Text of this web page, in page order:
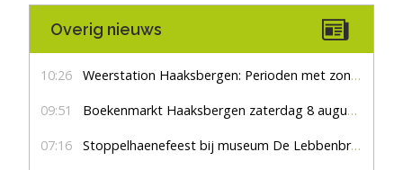
Overig nieuws
10:26 Weerstation Haaksbergen: Perioden met zon en droog
09:51 Boekenmarkt Haaksbergen zaterdag 8 augustus, marktplein Haaksbergen
07:16 Stoppelhaenefeest bij museum De Lebbenbrugge